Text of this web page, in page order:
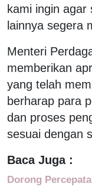
kami ingin agar
lainnya segera
Menteri
memberikan
yang telah
berharap para
dan proses
sesuai dengan
Baca Juga :
Dorong